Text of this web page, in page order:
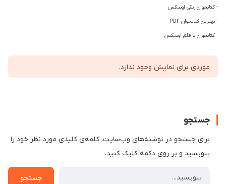
- کتابخوان رنگی اونیکس
- بهترین کتابخوان PDF
- کتابخوان با قلم اونیکس
موردی برای نمایش وجود ندارد.
جستجو
برای جستجو در نوشته‌های وب‌سایت، کلمه‌ی کلیدی مورد نظر خود را
بنویسید و بر روی دکمه کلیک کنید.
جستجو